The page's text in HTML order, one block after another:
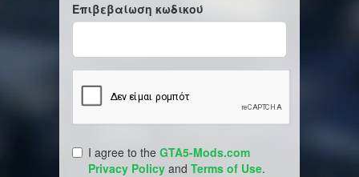
Επιβεβαίωση κωδικού
I agree to the GTA5-Mods.com
Privacy Policy and Terms of Use.